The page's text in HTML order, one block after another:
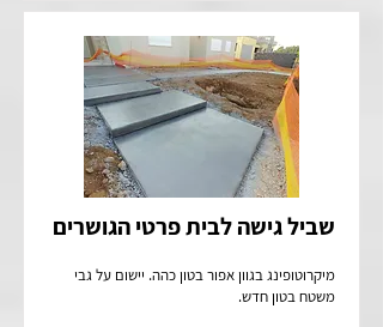
שביל גישה לבית פרטי הגושרים
מיקרוטופינג בגוון אפור בטון כהה. יישום על גבי
משטח בטון חדש.